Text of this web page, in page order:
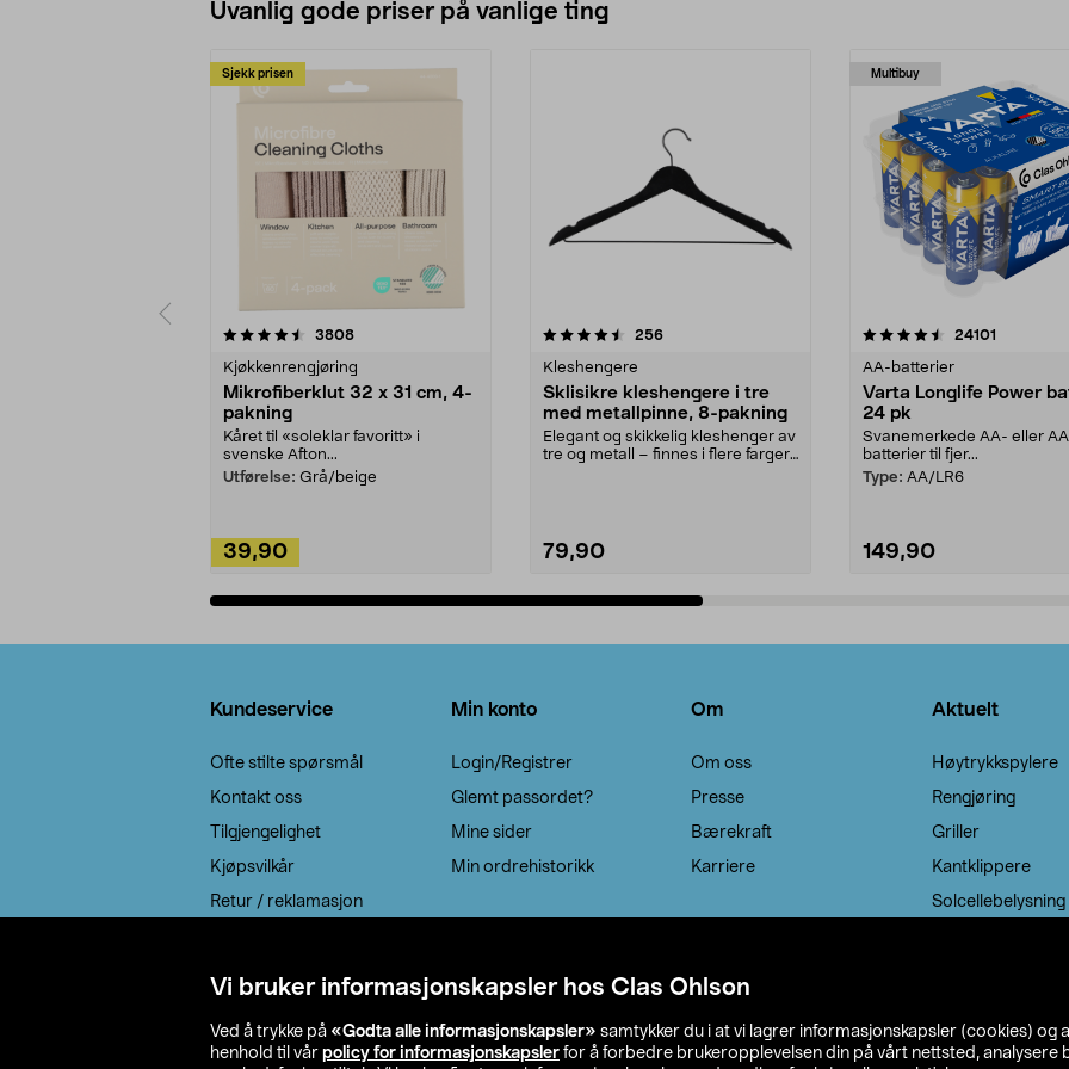
Vi bruker informasjonskapsler hos Clas Ohlson
Ved å trykke på «Godta alle informasjonskapsler» samtykker du i at vi lagrer informasjonskapsler (cookies) og
henhold til vår policy for informasjonskapsler for å forbedre brukeropplevelsen din på vårt nettsted, analysere
Uvanlig gode priser på vanlige ting
Sjekk prisen
3808anmeldelser
Kjøkkenrengjøring
Mikrofiberklut 32 x 31 cm, 4-
pakning
Kåret til «soleklar favoritt» i
svenske Afton...
Utførelse: Grå/beige
39,90
4.5av 5 stjerner 256anmeldelser
Kleshengere
Sklisikre kleshengere i tre
med metallpinne, 8-pakning
Elegant og skikkelig kleshenger av
tre og metall – finnes i flere farger.
79,90
Multibuy
4.5av 5 stjerner 24101
AA-batterier
Varta Longlife Power
24 pk
Svanemerkede AA- eller
batterier til fjer...
Type: AA/LR6
149,90
4.5av 5 stjerner
Kundeservice
Ofte stilte spørsmål
Kontakt oss
Tilgjengelighet
Kjøpsvilkår
Retur / reklamasjon
Min konto
Login/Registrer
Glemt passordet?
Mine sider
Min ordrehistorikk
Om
Om oss
Presse
Bærekraft
Karriere
Aktuelt
Høytrykkspylere
Rengjøring
Griller
Kantklippere
Solcellebelysning